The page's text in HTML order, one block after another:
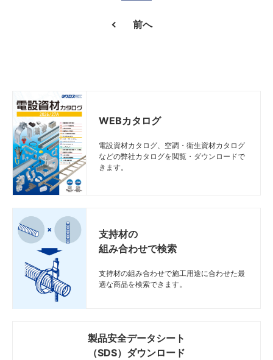
前へ
WEBカタログ
電設資材カタログ、空調・衛生資材カタログ
などの弊社カタログを閲覧・ダウンロードで
きます。
支持材の
組み合わせで検索
支持材の組み合わせで施工用途に合わせた最
適な商品を検索できます。
製品安全データシート
（SDS）ダウンロード